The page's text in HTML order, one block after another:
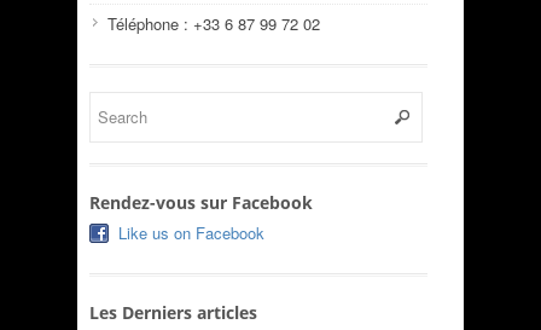
Téléphone : +33 6 87 99 72 02
Rendez-vous sur Facebook
Like us on Facebook
Les Derniers articles